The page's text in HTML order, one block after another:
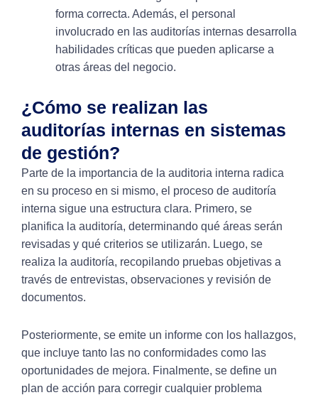
forma correcta. Además, el personal
involucrado en las auditorías internas desarrolla
habilidades críticas que pueden aplicarse a
otras áreas del negocio.
¿Cómo se realizan las
auditorías internas en sistemas
de gestión?
Parte de la importancia de la auditoria interna radica
en su proceso en si mismo, el proceso de auditoría
interna sigue una estructura clara. Primero, se
planifica la auditoría, determinando qué áreas serán
revisadas y qué criterios se utilizarán. Luego, se
realiza la auditoría, recopilando pruebas objetivas a
través de entrevistas, observaciones y revisión de
documentos.
Posteriormente, se emite un informe con los hallazgos,
que incluye tanto las no conformidades como las
oportunidades de mejora. Finalmente, se define un
plan de acción para corregir cualquier problema